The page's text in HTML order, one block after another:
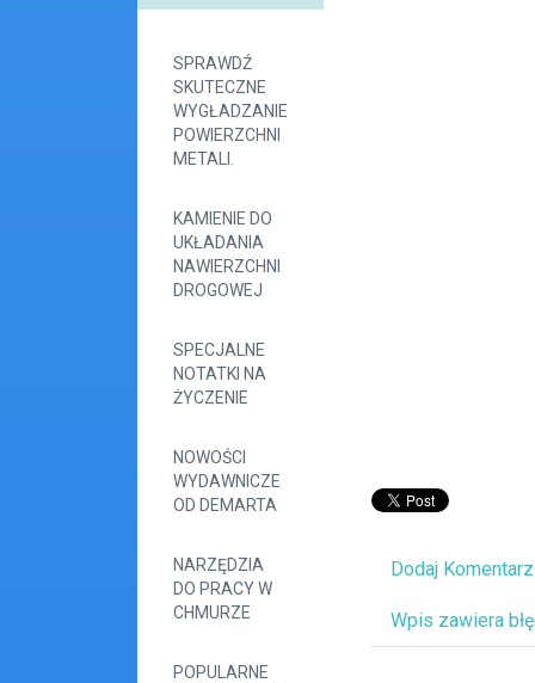
SPRAWDŹ
SKUTECZNE
WYGŁADZANIE
POWIERZCHNI
METALI.
KAMIENIE DO
UKŁADANIA
NAWIERZCHNI
DROGOWEJ
SPECJALNE
NOTATKI NA
ŻYCZENIE
NOWOŚCI
WYDAWNICZE
OD DEMARTA
NARZĘDZIA
DO PRACY W
CHMURZE
POPULARNE
Dodaj Komentarz
Wpis zawiera